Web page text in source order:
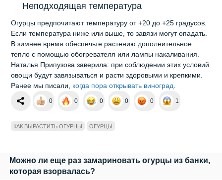
Неподходящая температура
Огурцы предпочитают температуру от +20 до +25 градусов.
Если температура ниже или выше, то завязи могут опадать.
В зимнее время обеспечьте растению дополнительное
тепло с помощью обогревателя или лампы накаливания.
Наталья Припузова заверила: при соблюдении этих условий
овощи будут завязываться и расти здоровыми и крепкими.
Ранее мы писали, когда пора открывать виноград
0 0 0 0 0 1
КАК ВЫРАСТИТЬ ОГУРЦЫ ОГУРЦЫ
Можно ли еще раз замариновать огурцы из банки,
которая взорвалась?